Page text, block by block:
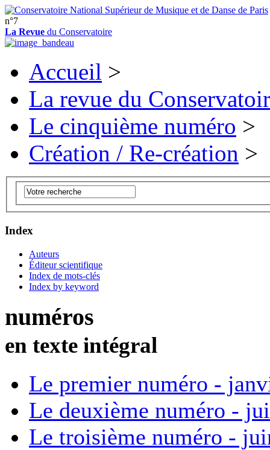
n°7
La Revue du Conservatoire
Accueil >
La revue du
Le cinquième numéro >
Création / Re-création >
Index
Auteurs
Éditeur scientifique
Index de mots-clés
Index by keyword
numéros
en texte intégral
Le premier numéro -
Le deuxième numéro -
Le troisième numéro -